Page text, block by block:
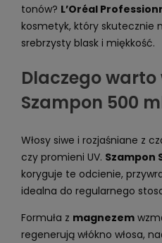
tonów? L’Oréal
kosmetyk, który skutecznie
srebrzysty blask i miękkość.
Dlaczego warto
Szampon 500
Włosy siwe i rozjaśniane z
czy promieni UV. Szampon
koryguje te odcienie,
idealna do regularnego
Formuła z magnezem
regenerują włókno włosa,